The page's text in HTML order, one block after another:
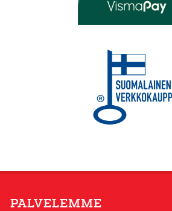
PALVELEMME